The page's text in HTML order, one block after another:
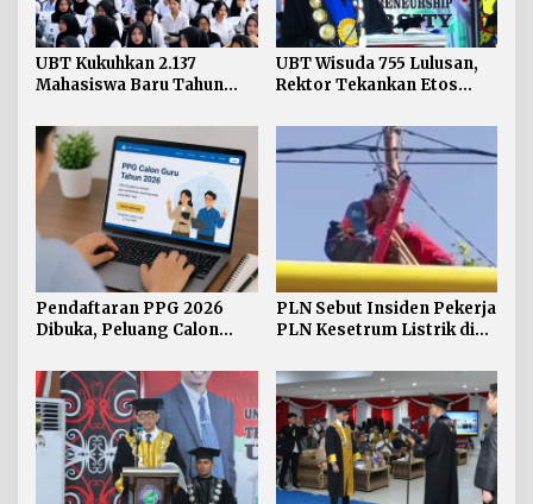
UBT Kukuhkan 2.137
Mahasiswa Baru Tahun
UBT Wisuda 755 Lulusan,
Rektor Tekankan Etos
Pendaftaran PPG 2026
Dibuka, Peluang Calon
Sertifikat Pendidik
PLN Sebut Insiden Pekerja
PLN Kesetrum Listrik di
Investigasi